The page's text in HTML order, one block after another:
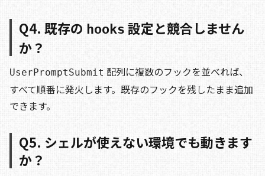
Q4. 既存の hooks 設定と競合しません
か？
UserPromptSubmit 配列に複数のフックを並べれば、
すべて順番に発火します。既存のフックを残したまま追加
できます。
Q5. シェルが使えない環境でも動きます
か？